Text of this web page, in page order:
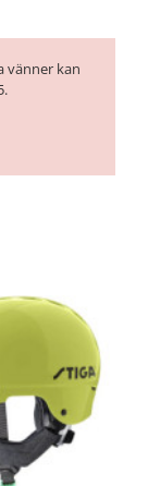
vänner kan